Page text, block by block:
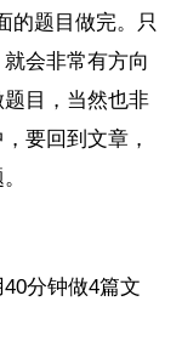
的题目做完。只
会非常有方向
目，当然也非
要回到文章，
分钟做4篇文